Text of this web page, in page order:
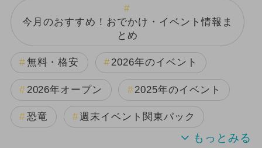
今月のおすすめ！おでかけ・イベント情報ま
とめ
無料・格安 2026年のイベント
2026年オープン 2025年のイベント
恐竜 週末イベント関東パック